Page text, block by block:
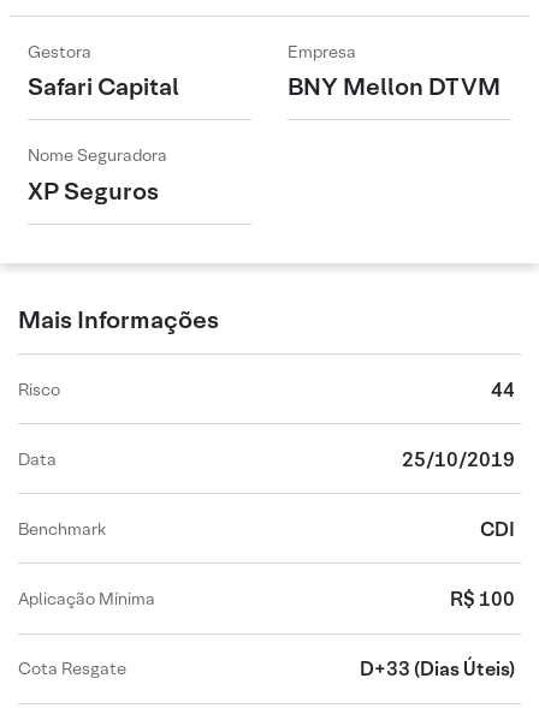
Gestora
Safari Capital
Empresa
BNY Mellon DTVM
Nome Seguradora
XP Seguros
Mais Informações
Risco 44
Data 25/10/2019
Benchmark CDI
Aplicação Mínima R$ 100
Cota Resgate D+33 (Dias Úteis)